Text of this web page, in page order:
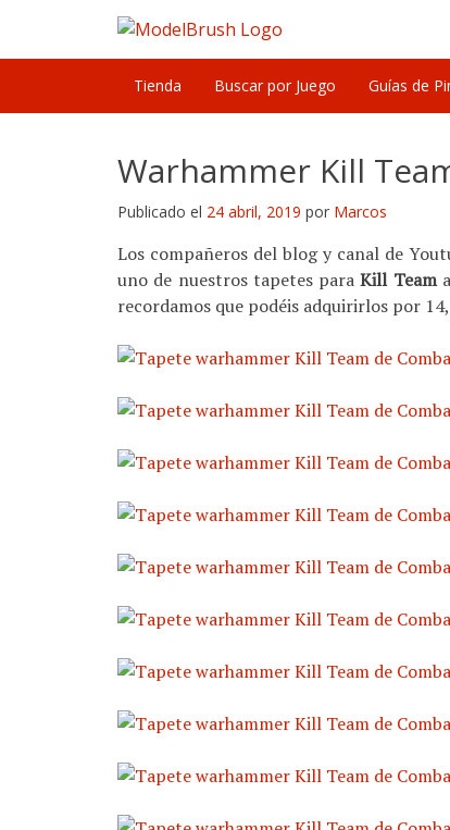
content
Tienda Buscar por Juego Guías de
Warhammer Kill
Publicado el 24 abril, 2019 por Marcos
Los compañeros del blog y canal de
uno de nuestros tapetes paraKill Team
recordamos que podéis adquirirlos por